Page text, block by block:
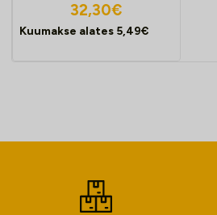
32,30€
Kuumakse alates 5,49€